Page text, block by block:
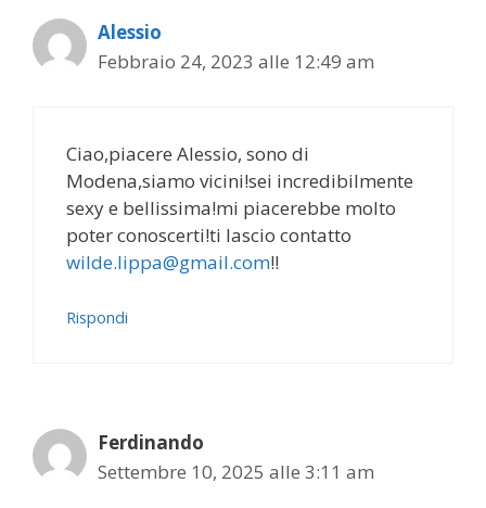
Alessio
Febbraio 24, 2023 alle 12:49 am
Ciao,piacere Alessio, sono di
Modena,siamo vicini!sei incredibilmente
sexy e bellissima!mi piacerebbe molto
poter conoscerti!ti lascio contatto
wilde.lippa@gmail.com!!
Rispondi
Ferdinando
Settembre 10, 2025 alle 3:11 am